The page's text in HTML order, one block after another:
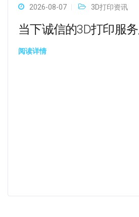
2026-08-07 3D打印资讯
当下诚信的3D打印服
阅读详情